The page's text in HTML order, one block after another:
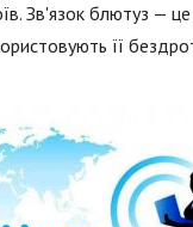
Зв'язок блютуз —
її